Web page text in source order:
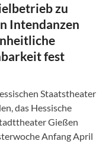
zu
Intendanzen
fest
Staatstheater
das Hessische
Gießen
Anfang April